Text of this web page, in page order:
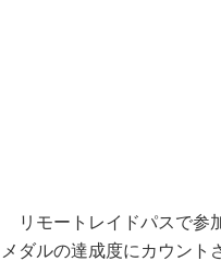
リモートレイドパスで参
メダルの達成度にカウント